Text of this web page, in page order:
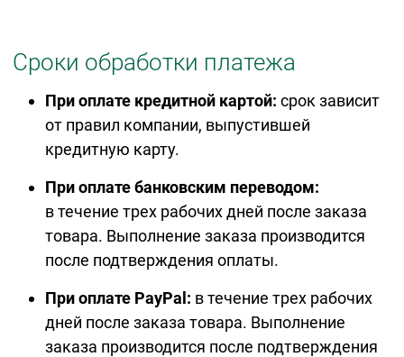
Сроки обработки платежа
При оплате кредитной картой: срок зависит
от правил компании, выпустившей
кредитную карту.
При оплате банковским переводом:
в течение трех рабочих дней после заказа
товара. Выполнение заказа производится
после подтверждения оплаты.
При оплате PayPal: в течение трех рабочих
дней после заказа товара. Выполнение
заказа производится после подтверждения